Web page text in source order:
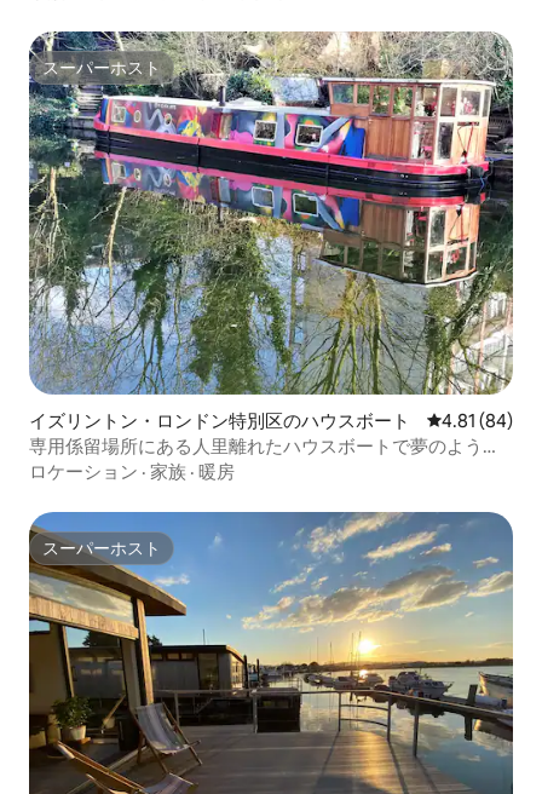
スーパーホスト
スーパーホスト
イズリントン・ロンドン特別区のハウスボート レビュー84
4.81 (84)
専用係留場所にある人里離れたハウスボートで夢のような
暮らしを送ろう
ロケーション · 家族 · 暖房
スーパーホスト
スーパーホスト